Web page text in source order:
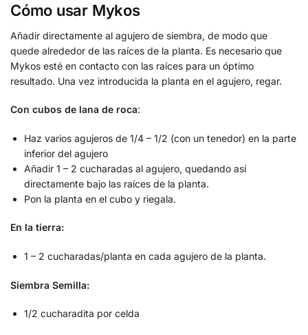
​Cómo usar Mykos
​Añadir directamente al agujero de siembra, de modo que
quede alrededor de las raíces de la planta. Es necesario que
Mykos esté en contacto con las raíces para un óptimo
resultado. Una vez introducida la planta en el agujero, regar.
Con cubos de lana de roca:
Haz varios agujeros de 1/4 – 1/2 (con un tenedor) en la parte
inferior del agujero
Añadir 1 – 2 cucharadas al agujero, quedando así
directamente bajo las raíces de la planta.
Pon la planta en el cubo y riegala.
En la tierra:
1 – 2 cucharadas/planta en cada agujero de la planta.​
Siembra Semilla:
1/2 cucharadita por celda